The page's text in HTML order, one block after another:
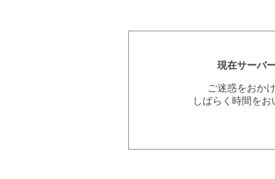
現在サーバ
ご迷惑をおか
しばらく時間を